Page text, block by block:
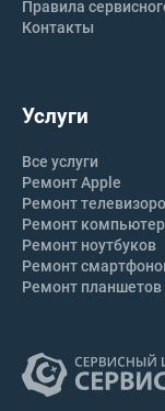
Услуги
Все услуги
Ремонт Apple
Ремонт
Ремонт
Ремонт ноутбуков
Ремонт
Ремонт планшетов
Правила
Контакты